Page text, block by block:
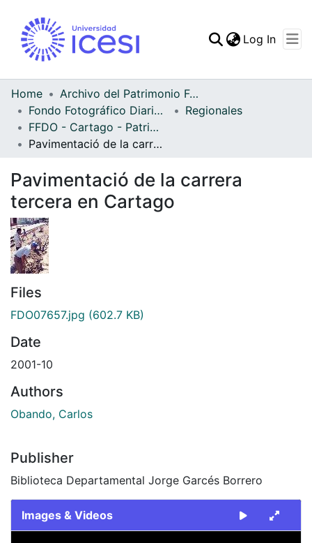
Statistics
Log In
Home
Archivo del Patrimonio Fotográfico y Fílmico del Valle del Cauca
Fondo Fotográfico Diario Occidente
Regionales
FFDO - Cartago - Patrimonial
Pavimentació de la carrera tercera en Cartago
Pavimentació de la carrera
tercera en Cartago
Files
FDO07657.jpg (602.7 KB)
Date
2001-10
Authors
Obando, Carlos
Publisher
Biblioteca Departamental Jorge Garcés Borrero
Images & Videos